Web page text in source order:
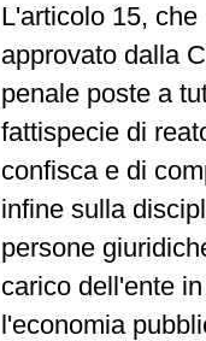
L'articolo 15,
approvato dalla
penale poste a
fattispecie di
confisca e di
infine sulla
persone
carico dell'ente
l'economia